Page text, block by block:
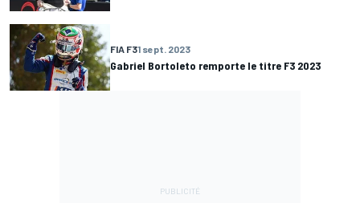
FIA F31 sept. 2023
Gabriel Bortoleto remporte le titre F3 2023